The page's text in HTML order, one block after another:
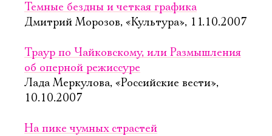
Темные бездны и четкая графика
Дмитрий Морозов, «Культура», 11.10.2007
Траур по Чайковскому, или Размышления
об оперной режиссуре
Лада Меркулова, «Российские вести»,
10.10.2007
На пике чумных страстей